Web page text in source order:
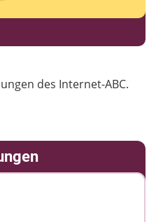
des Internet-ABC.